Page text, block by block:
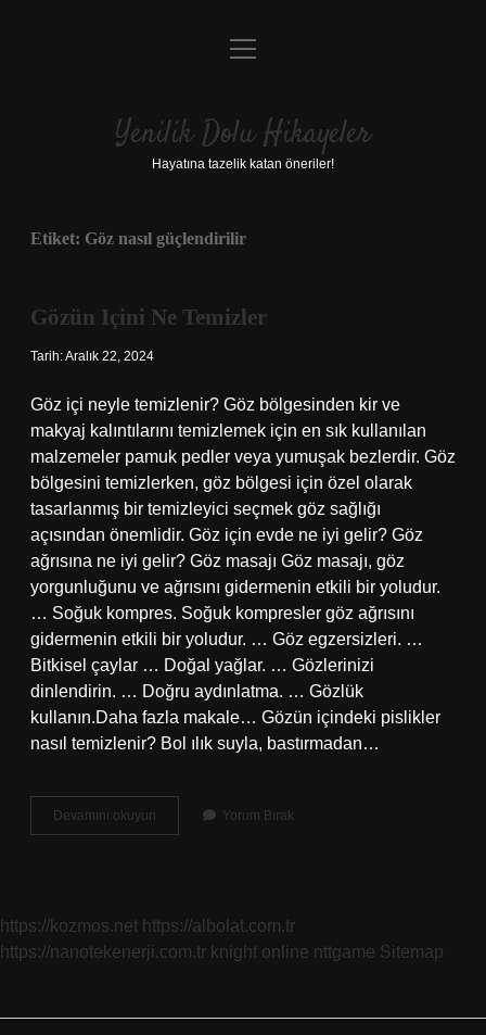
Anasayfa
Yasal Uyarı
menüyü
Yenilik Dolu Hikayeler
Hayatına tazelik katan öneriler!
Etiket: Göz nasıl güçlendirilir
Gözün Içini Ne Temizler
Tarih: Aralık 22, 2024
Göz içi neyle temizlenir? Göz bölgesinden kir ve
makyaj kalıntılarını temizlemek için en sık kullanılan
malzemeler pamuk pedler veya yumuşak bezlerdir. Göz
bölgesini temizlerken, göz bölgesi için özel olarak
tasarlanmış bir temizleyici seçmek göz sağlığı
açısından önemlidir. Göz için evde ne iyi gelir? Göz
ağrısına ne iyi gelir? Göz masajı Göz masajı, göz
yorgunluğunu ve ağrısını gidermenin etkili bir yoludur.
… Soğuk kompres. Soğuk kompresler göz ağrısını
gidermenin etkili bir yoludur. … Göz egzersizleri. …
Bitkisel çaylar … Doğal yağlar. … Gözlerinizi
dinlendirin. … Doğru aydınlatma. … Gözlük
kullanın.Daha fazla makale… Gözün içindeki pislikler
nasıl temizlenir? Bol ılık suyla, bastırmadan…
Devamını okuyun
Içini
Yorum Bırak
https://kozmos.net https://albolat.com.tr
https://nanotekenerji.com.tr knight online nttgame Sitemap